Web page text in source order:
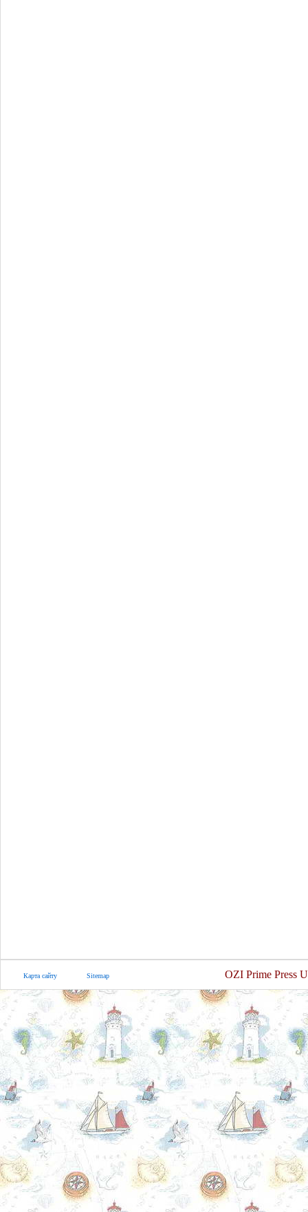
Карта сайту Sitemap OZI Prime Press